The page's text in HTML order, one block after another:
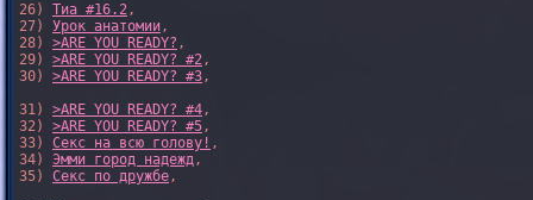
26) Тиа #16.2,
27) Урок анатомии,
28) >ARE YOU READY? ,
29) >ARE YOU READY? #2,
30) >ARE YOU READY? #3,
31) >ARE YOU READY? #4,
32) >ARE YOU READY? #5,
33) Секс на всю голову! ,
34) Эмми город надежд,
35) Секс по дружбе,